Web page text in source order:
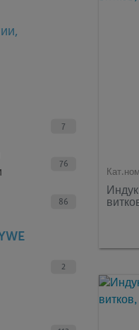
7
76
86
2